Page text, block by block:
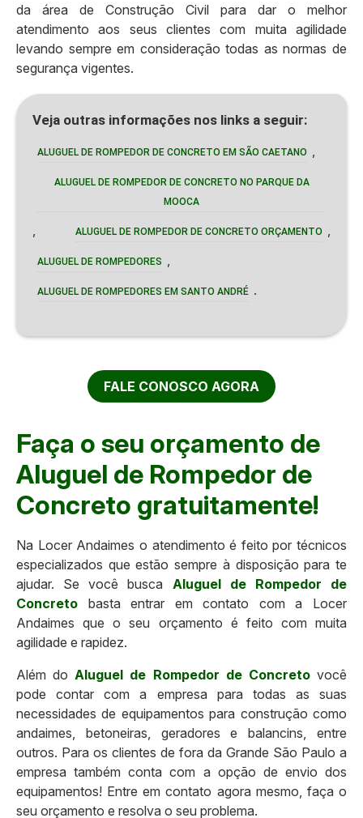
da área de Construção Civil para dar o melhor
atendimento aos seus clientes com muita agilidade
levando sempre em consideração todas as normas de
segurança vigentes.
Veja outras informações nos links a seguir:
ALUGUEL DE ROMPEDOR DE CONCRETO EM SÃO CAETANO
ALUGUEL DE ROMPEDOR DE CONCRETO NO PARQUE DA
MOOCA
ALUGUEL DE ROMPEDOR DE CONCRETO ORÇAMENTO
ALUGUEL DE ROMPEDORES
ALUGUEL DE ROMPEDORES EM SANTO ANDRÉ .
FALE CONOSCO AGORA
Faça o seu orçamento de
Aluguel de Rompedor de
Concreto gratuitamente!
Na Locer Andaimes o atendimento é feito por técnicos
especializados que estão sempre à disposição para te
ajudar. Se você busca Aluguel de Rompedor de
Concreto basta entrar em contato com a Locer
Andaimes que o seu orçamento é feito com muita
agilidade e rapidez.
Além do Aluguel de Rompedor de Concretovocê
pode contar com a empresa para todas as suas
necessidades de equipamentos para construção como
andaimes, betoneiras, geradores e balancins, entre
outros. Para os clientes de fora da Grande São Paulo a
empresa também conta com a opção de envio dos
equipamentos! Entre em contato agora mesmo, faça o
seu orçamento e resolva o seu problema.